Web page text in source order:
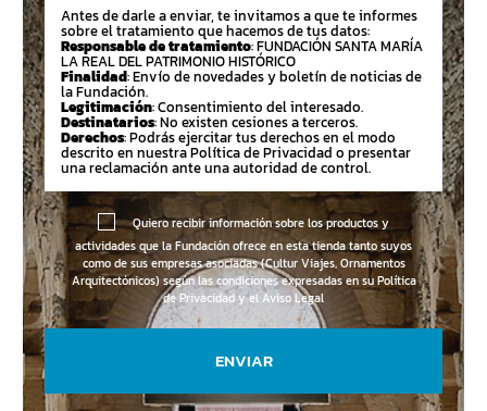
Antes de darle a enviar, te invitamos a que te informes
sobre el tratamiento que hacemos de tus datos:
Responsable de tratamiento: FUNDACIÓN SANTA MARÍA
LA REAL DEL PATRIMONIO HISTÓRICO
Finalidad: Envío de novedades y boletín de noticias de
la Fundación.
Legitimación: Consentimiento del interesado.
Destinatarios: No existen cesiones a terceros.
Derechos: Podrás ejercitar tus derechos en el modo
descrito en nuestra Política de Privacidad o presentar
una reclamación ante una autoridad de control.
Quiero recibir información sobre los productos y
actividades que la Fundación ofrece en esta tienda tanto suyos
como de sus empresas asociadas (Cultur Viajes, Ornamentos
Arquitectónicos) según las condiciones expresadas en suPolítica
de Privacidad y el Aviso Legal
ENVIAR